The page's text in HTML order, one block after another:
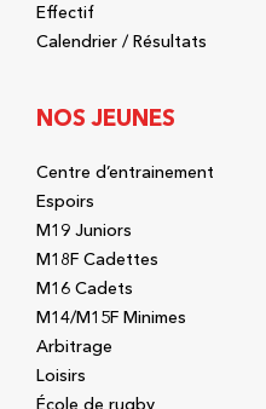
Effectif
Calendrier / Résultats
NOS JEUNES
Centre d’entrainement
Espoirs
M19 Juniors
M18F Cadettes
M16 Cadets
M14/M15F Minimes
Arbitrage
Loisirs
École de rugby